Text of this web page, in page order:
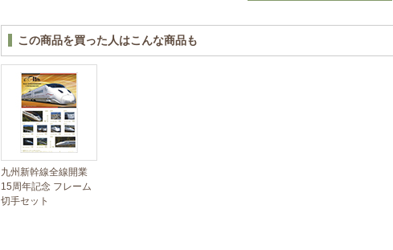
この商品を買った人はこんな商品も
九州新幹線全線開業
15周年記念 フレーム
切手セット